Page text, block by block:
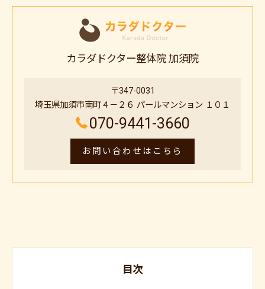
カラダドクター整体院 加須院
〒347-0031
埼玉県加須市南町４－２６ パールマンション １０１
070-9441-3660
お問い合わせはこちら
目次